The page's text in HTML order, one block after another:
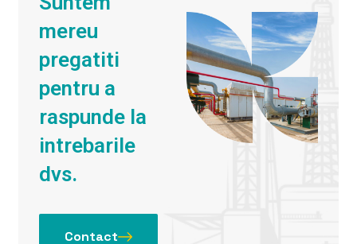
mereu
pregatiti
pentru a
raspunde la
intrebarile
dvs.
Contact